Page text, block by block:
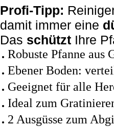
Profi-Tipp:
damit immer eine
Das schützt Ihre
Robuste Pfanne aus
Ebener Boden:
Geeignet für alle
Ideal zum
2 Ausgüsse zum